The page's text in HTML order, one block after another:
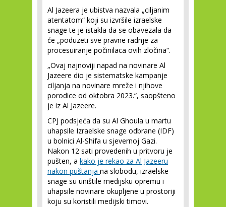
Al Jazeera je ubistva nazvala „ciljanim
atentatom“ koji su izvršile izraelske
snage te je istakla da se obavezala da
će „poduzeti sve pravne radnje za
procesuiranje počinilaca ovih zločina“.
„Ovaj najnoviji napad na novinare Al
Jazeere dio je sistematske kampanje
ciljanja na novinare mreže i njihove
porodice od oktobra 2023.“, saopšteno
je iz Al Jazeere.
CPJ podsjeća da su Al Ghoula u martu
uhapsile Izraelske snage odbrane (IDF)
u bolnici Al-Shifa u sjevernoj Gazi.
Nakon 12 sati provedenih u pritvoru je
pušten, a kako je rekao za Al Jazeeru
nakon puštanja na slobodu, izraelske
snage su uništile medijsku opremu i
uhapsile novinare okupljene u prostoriji
koju su koristili medijski timovi.